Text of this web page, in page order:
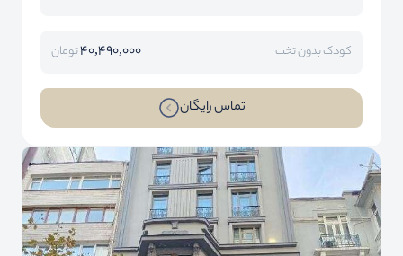
کودک بدون تخت 40,490,000تومان
تماس رایگان